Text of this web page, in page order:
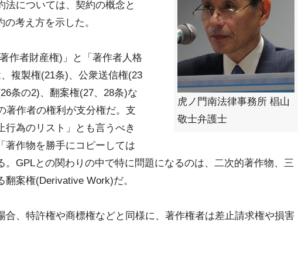
虎ノ門南法律事務所 椙山
敬士弁護士
法については、契約の概念と
考え方を示した。
作者財産権)」と「著作者人格
複製権(21条)、公衆送信権(23
条の2)、翻案権(27、28条)な
著作者の権利が支分権だ。支
行為のリスト」とも言うべき
著作物を勝手にコピーしては
。GPLとの関わりの中で特に問題になるのは、二次的著作物、三
案権(Derivative Work)だ。
合、特許権や商標権などと同様に、著作権者は差止請求権や損害